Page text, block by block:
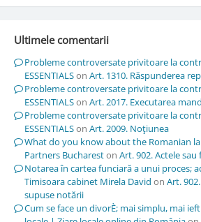
Ultimele comentarii
Probleme controversate privitoare la
ESSENTIALSon Art. 1310. Răspunderea
Probleme controversate privitoare la
ESSENTIALSon Art. 2017. Executarea
Probleme controversate privitoare la
ESSENTIALSon Art. 2009. Noţiunea
What do you know about the Romanian
Partners Buchareston Art. 902. Actele
Notarea în cartea funciară a unui proces;
Timisoara cabinet Mirela David on Art.
supuse notării
Cum se face un divorÈ; mai simplu, mai